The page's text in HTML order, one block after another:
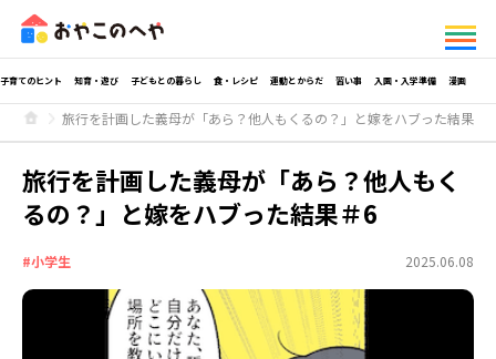
子育てのヒント 知育・遊び 子どもとの暮らし 食・レシピ 運動とからだ 習い事 入園・入学準備 漫画
旅行を計画した義母が「あら？他人もくるの？」と嫁をハブった結果＃6
旅行を計画した義母が「あら？他人もく
るの？」と嫁をハブった結果＃6
#小学生 2025.06.08